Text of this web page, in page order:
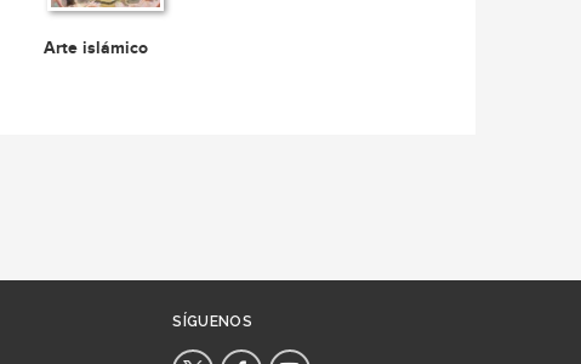
Arte islámico
SÍGUENOS